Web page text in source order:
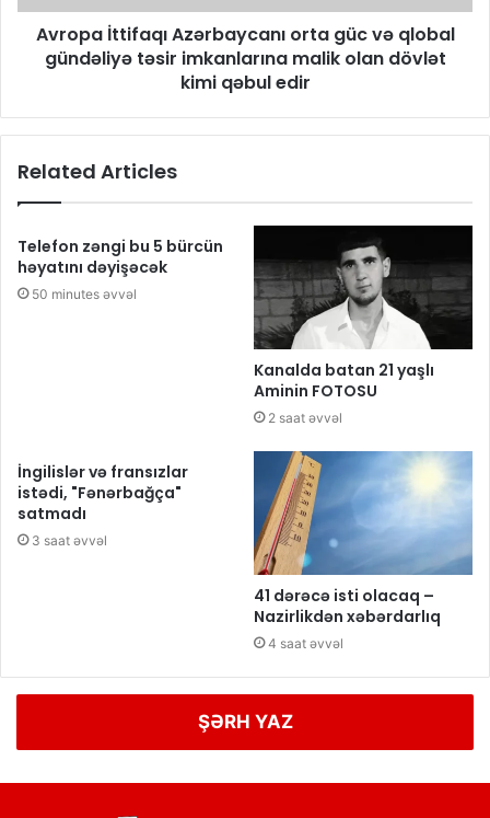
Avropa İttifaqı Azərbaycanı orta güc və qlobal
gündəliyə təsir imkanlarına malik olan dövlət
kimi qəbul edir
Related Articles
Telefon zəngi bu 5 bürcün
həyatını dəyişəcək
50 minutes əvvəl
Kanalda batan 21 yaşlı
Aminin FOTOSU
2 saat əvvəl
İngilislər və fransızlar
istədi, "Fənərbağça"
satmadı
3 saat əvvəl
41 dərəcə isti olacaq –
Nazirlikdən xəbərdarlıq
4 saat əvvəl
ŞƏRH YAZ